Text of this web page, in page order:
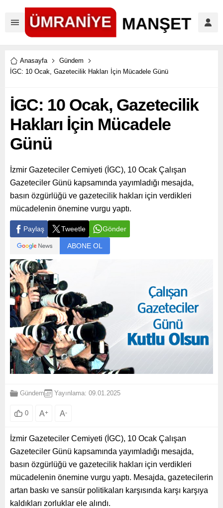
Anasayfa
Gündem
İGC: 10 Ocak, Gazetecilik Hakları İçin Mücadele Günü
İGC: 10 Ocak, Gazetecilik
Hakları İçin Mücadele
Günü
İzmir Gazeteciler Cemiyeti (İGC), 10 Ocak Çalışan
Gazeteciler Günü kapsamında yayımladığı mesajda,
basın özgürlüğü ve gazetecilik hakları için verdikleri
mücadelenin önemine vurgu yaptı.
Paylaş Tweetle Gönder
ABONE OL
Gündem Yayınlama: 09.01.2025
0 A+ A-
İzmir Gazeteciler Cemiyeti (İGC), 10 Ocak Çalışan
Gazeteciler Günü kapsamında yayımladığı mesajda,
basın özgürlüğü ve gazetecilik hakları için verdikleri
mücadelenin önemine vurgu yaptı. Mesajda, gazetecilerin
artan baskı ve sansür politikaları karşısında karşı karşıya
kaldıkları zorluklar ele alındı.